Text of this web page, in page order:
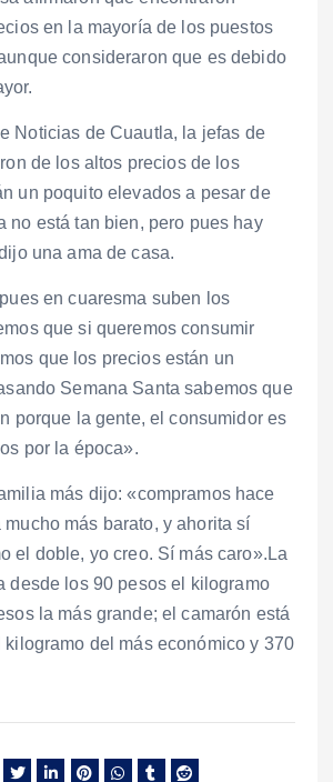
en la mayoría de los puestos
consideraron que es debido
Noticias de Cuautla, la jefas de
de los altos precios de los
un poquito elevados a pesar de
no está tan bien, pero pues hay
una ama de casa.
en cuaresma suben los
que si queremos consumir
que los precios están un
Semana Santa sabemos que
porque la gente, el consumidor es
por la época».
más dijo: «compramos hace
mucho más barato, y ahorita sí
el doble, yo creo. Sí más caro».La
desde los 90 pesos el kilogramo
la más grande; el camarón está
kilogramo del más económico y 370